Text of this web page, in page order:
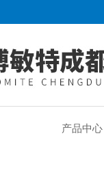
产品中心